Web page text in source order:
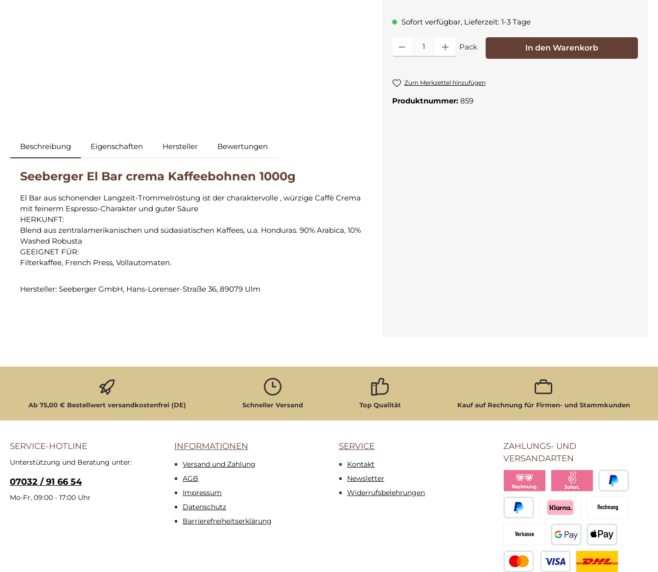
Beschreibung Eigenschaften Hersteller Bewertungen
Seeberger El Bar crema Kaffeebohnen 1000g
El Bar aus schonender Langzeit-Trommelröstung ist der charaktervolle , würzige Caffè Crema
mit feinerm Espresso-Charakter und guter Säure
HERKUNFT:
Blend aus zentralamerikanischen und südasiatischen Kaffees, u.a. Honduras. 90% Arabica, 10%
Washed Robusta
GEEIGNET FÜR:
Filterkaffee, French Press, Vollautomaten.
Hersteller: Seeberger GmbH, Hans-Lorenser-Straße 36, 89079 Ulm
Sofort verfügbar, Lieferzeit: 1-3 Tage
Produkt Anzahl: Gib den gewünschten Wert ein oder benutze die Schaltflächen um die
Pack In den Warenkorb
Zum Merkzettel hinzufügen
Produktnummer: 859
Ab 75,00 € Bestellwert versandkostenfrei (DE) Schneller Versand Top Qualität Kauf auf Rechnung für Firmen- und Stammkunden
SERVICE-HOTLINE
Unterstützung und Beratung unter:
07032 / 91 66 54
Mo-Fr, 09:00 - 17:00 Uhr
INFORMATIONEN
Versand und Zahlung
AGB
Impressum
Datenschutz
Barrierefreiheitserklärung
SERVICE
Kontakt
Newsletter
Widerrufsbelehrungen
ZAHLUNGS- UND
VERSANDARTEN
Später BezahlenPay with KlarnaRechnung
Vorkasse Google PayApple Pay
Klarna Pay Later